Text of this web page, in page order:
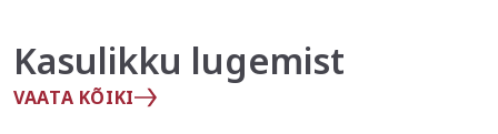
Kasulikku lugemist
VAATA KÕIKI